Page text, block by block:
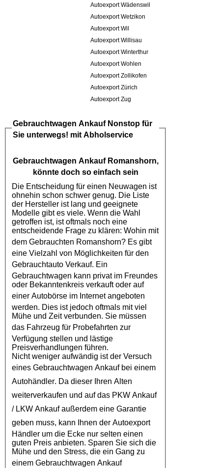
Autoexport Wädenswil
Autoexport Wetzikon
Autoexport Wil
Autoexport Willisau
Autoexport Winterthur
Autoexport Wohlen
Autoexport Zollikofen
Autoexport Zürich
Autoexport Zug
Gebrauchtwagen AnkaufNonstop für
Sie unterwegs! mit Abholservice
Gebrauchtwagen Ankauf Romanshorn,
könnte doch so einfach sein
Die Entscheidung für einen Neuwagen ist
ohnehin schon schwer genug. Die Liste
der Hersteller ist lang und geeignete
Modelle gibt es viele. Wenn die Wahl
getroffen ist, ist oftmals noch eine
entscheidende Frage zu klären: Wohin mit
dem Gebrauchten Romanshorn? Es gibt
eine Vielzahl von Möglichkeiten für den
Gebrauchtauto Verkauf. Ein
Gebrauchtwagen kann privat im Freundes
oder Bekanntenkreis verkauft oder auf
einer Autobörse im Internet angeboten
werden. Dies ist jedoch oftmals mit viel
Mühe und Zeit verbunden. Sie müssen
das Fahrzeug für Probefahrten zur
Verfügung stellen und lästige
Preisverhandlungen führen.
Nicht weniger aufwändig ist der Versuch
eines Gebrauchtwagen Ankaufbei einem
Autohändler. Da dieser Ihren Alten
weiterverkaufen und auf das PKW Ankauf
/ LKW Ankaufaußerdem eine Garantie
geben muss, kann Ihnen der Autoexport
Händler um die Ecke nur selten einen
guten Preis anbieten. Sparen Sie sich die
Mühe und den Stress, die ein Gang zu
einem Gebrauchtwagen Ankauf